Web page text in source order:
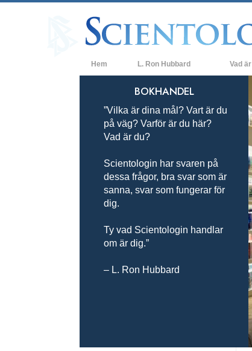
Hem L. Ron Hubbard Vad
Vad
Träffa en
Inne i en
En
Kärlek
Vad är
BOKHANDEL
”Vilka är dina mål? Vart är du
på väg? Varför är du här?
Vad är du?
Scientologin har svaren på
dessa frågor, bra svar som är
sanna, svar som fungerar för
dig.
Ty vad Scientologin handlar
om är dig.”
– L. Ron Hubbard